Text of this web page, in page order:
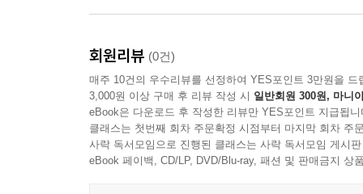
4절. 관계를 해치지 않는 제동 문장
9장. 알고리즘 시대의 확증 편향과 반복 노출
1절. 내가 고른 것처럼 보이는 반복 노출
2절. 비슷한 감정이 비슷한 사실을 부르는 구조
3절. 반대 증거보다 익숙한 분노가 편한 이유
회원리뷰 (0건)
매주 10건의 우수리뷰를 선정하여 YES포인트 3만원을 드
3,000원 이상 구매 후 리뷰 작성 시 일반회원 300원, 마니
eBook은 다운로드 후 작성한 리뷰만 YES포인트 지급됩니
클래스는 첫번째 회차 주문확정 시점부터 마지막 회차 주
사락 독서모임으로 진행된 클래스는 사락 독서모임 게시
eBook 페이백, CD/LP, DVD/Blu-ray, 패션 및 판매금지 상